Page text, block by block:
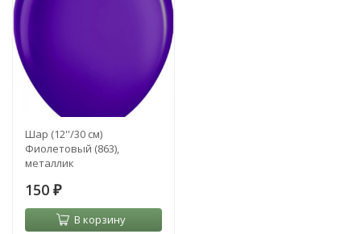
Шар (12''/30 см)
Фиолетовый (863),
металлик
150 ₽
В корзину